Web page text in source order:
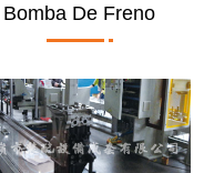
Bomba De Freno